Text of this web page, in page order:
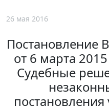
26 мая 2016
Постановление
от 6 марта
Судебные